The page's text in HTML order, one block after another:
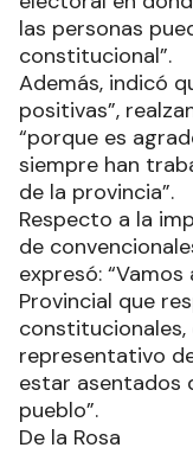
las personas
constitucional”.
Además, indicó
positivas”,
“porque es
siempre han
de la provincia”.
Respecto a la
de
expresó:
Provincial que
representativo
estar asentados
pueblo”.
De la Rosa